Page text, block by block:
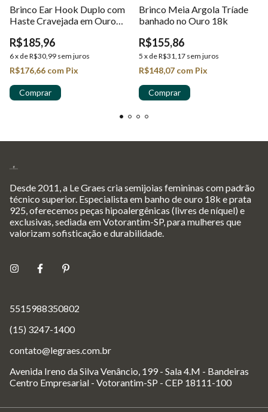
Brinco Ear Hook Duplo com
Haste Cravejada em Ouro
R$185,96
6x deR$30,99 sem juros
R$176,66 com Pix
Brinco Meia Argola Tríade
banhado no Ouro 18k
R$155,86
5 x deR$31,17 sem juros
R$148,07 com Pix
Desde 2011, a Le Graes cria semijoias femininas com padrão
técnico superior. Especialista em banho de ouro 18k e prata
925, oferecemos peças hipoalergênicas (livres de níquel) e
exclusivas, sediada em Votorantim-SP, para mulheres que
valorizam sofisticação e durabilidade.
5515988350802
(15) 3247-1400
contato@legraes.com.br
Avenida Ireno da Silva Venâncio, 199 - Sala 4.M - Bandeiras
Centro Empresarial - Votorantim-SP - CEP 18111-100